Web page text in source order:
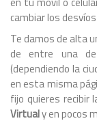
cambiar los
Te damos de alta
de entre una
(dependiendo la
en esta misma
fijo quieres recibir
Virtualy en pocos